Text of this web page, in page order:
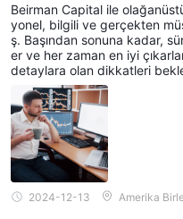
Beirman Capital ile
yonel, bilgili ve gerçekten
ş. Başından sonuna kadar,
er ve her zaman en iyi
detaylara olan dikkatleri
etmek için güvenilir bir
iddetle tavsiye ederim.
2024-12-13 Amerika